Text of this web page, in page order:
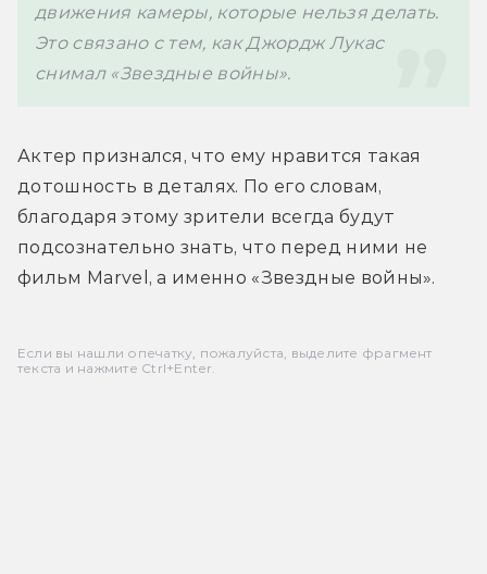
движения камеры, которые нельзя делать.
Это связано с тем, как Джордж Лукас
снимал «Звездные войны».
Актер признался, что ему нравится такая
дотошность в деталях. По его словам,
благодаря этому зрители всегда будут
подсознательно знать, что перед ними не
фильм Marvel, а именно «Звездные войны».
Если вы нашли опечатку, пожалуйста, выделите фрагмент
текста и нажмите Ctrl+Enter.